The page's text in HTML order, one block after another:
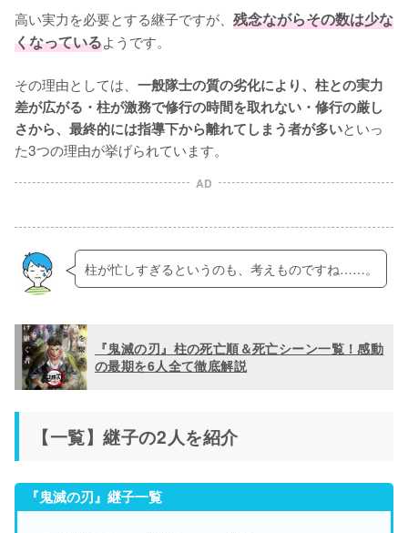
高い実力を必要とする継子ですが、 残念ながらその数は少な
くなっているようです。
その理由としては、 一般隊士の質の劣化により、柱との実力
差が広がる・柱が激務で修行の時間を取れない・修行の厳し
さから、最終的には指導下から離れてしまう者が多いといっ
た3つの理由が挙げられています。
AD
柱が忙しすぎるというのも、考えものですね……。
『鬼滅の刃』柱の死亡順＆死亡シーン一覧！感動
の最期を6人全て徹底解説
【一覧】継子の2人を紹介
『鬼滅の刃』継子一覧